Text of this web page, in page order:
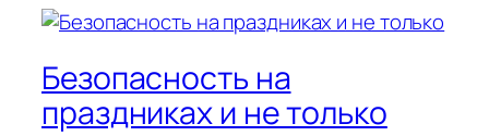
Безопасность на
праздниках и не только